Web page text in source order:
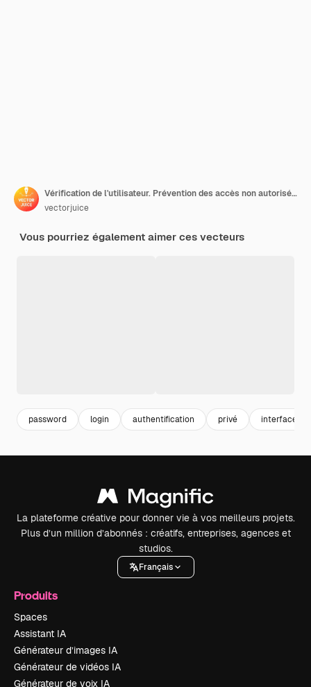
Vérification de l'utilisateur. Prévention des accès non autorisés, authentification de compte privé, cybersécurité. Les personnes entrant le login et le mot de passe, les mesures de sécurité.
vectorjuice
Vous pourriez également aimer ces vecteurs
password login authentification privé interface
La plateforme créative pour donner vie à vos meilleurs projets.
Plus d’un million d’abonnés : créatifs, entreprises, agences et
studios.
Français
Produits
Spaces
Assistant IA
Générateur d’images IA
Générateur de vidéos IA
Générateur de voix IA